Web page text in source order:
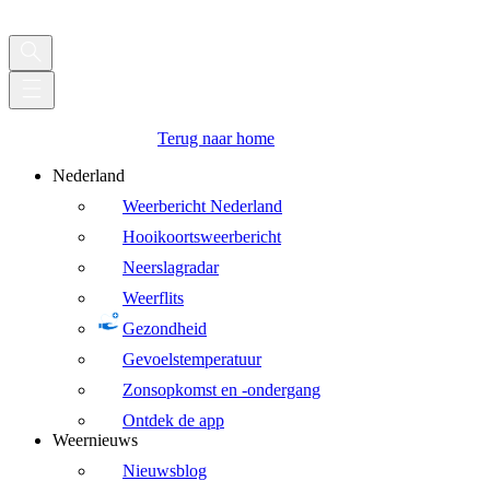
Terug naar home
Nederland
Weerbericht Nederland
Hooikoortsweerbericht
Neerslagradar
Weerflits
Gezondheid
Gevoelstemperatuur
Zonsopkomst en -ondergang
Ontdek de app
Weernieuws
Nieuwsblog